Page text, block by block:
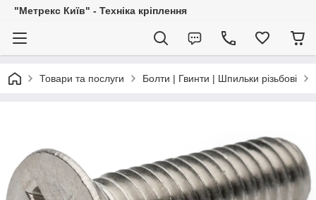
"Метрекс Київ" - Техніка кріплення
Товари та послуги Болти | Гвинти | Шпильки різьбові